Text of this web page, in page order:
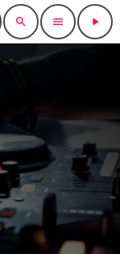
search menu play_arrow